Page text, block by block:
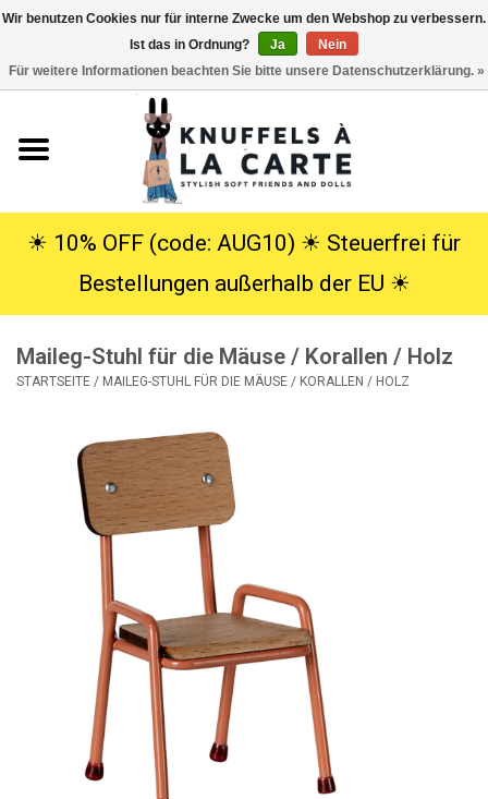
Kuscheltiere
SALE
☀︎ 10% OFF (code: AUG10) ☀︎ Steuerfrei für
Bestellungen außerhalb der EU ☀︎
Maileg-Stuhl für die Mäuse / Korallen / Holz
STARTSEITE / MAILEG-STUHL FÜR DIE MÄUSE / KORALLEN / HOLZ
Wir benutzen Cookies nur für interne Zwecke um den Webshop zu verbessern.
Ist das in Ordnung?
Ja
Nein
Für weitere Informationen beachten Sie bitte unsere Datenschutzerklärung. »